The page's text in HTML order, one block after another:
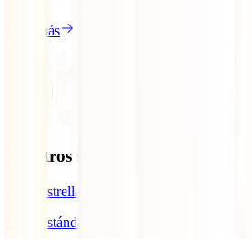
Leer más
Nuestros seguros
IATI Estrella
IATI Estándar